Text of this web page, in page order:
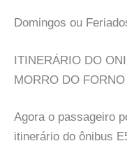
Domingos ou
ITINERÁRIO DO
MORRO DO
Agora o passageiro
itinerário do ônibus